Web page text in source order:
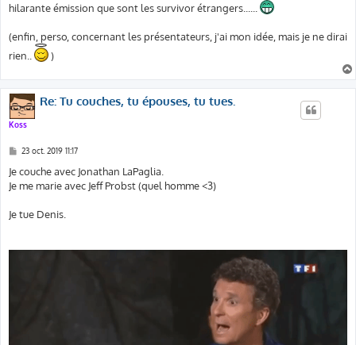
hilarante émission que sont les survivor étrangers......
(enfin, perso, concernant les présentateurs, j'ai mon idée, mais je ne dirai
rien..
)
Koss
Re: Tu couches, tu épouses, tu tues.
M
s
s
a
23 oct. 2019 11:17
Je couche avec Jonathan LaPaglia.
Je me marie avec Jeff Probst (quel homme <3)
Je tue Denis.